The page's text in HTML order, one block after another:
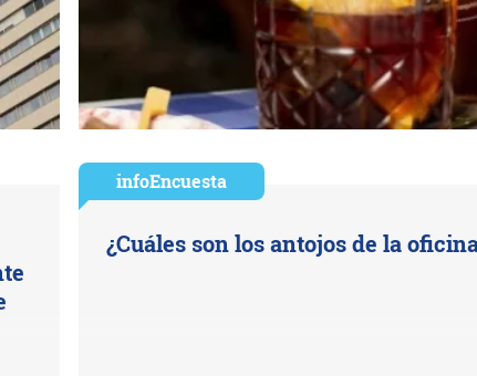
infoEncuesta
¿Cuáles son los antojos de la